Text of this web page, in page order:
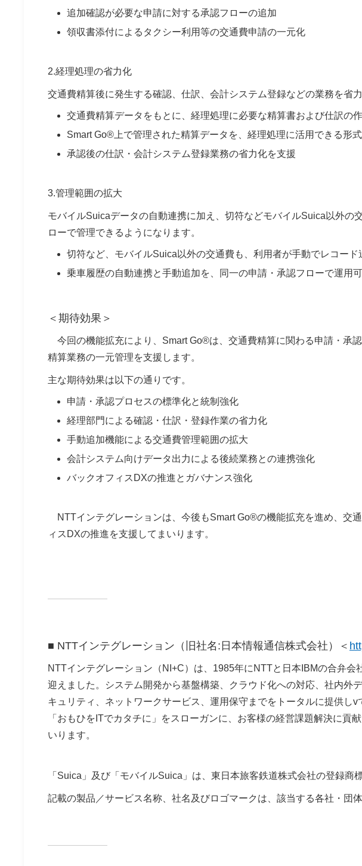
追加確認が必要な申請に対する承認フローの追加
領収書添付によるタクシー利用等の交通費申請の一元化
2.経理処理の省力化
交通費精算後に発生する確認、仕訳、会計システム登録などの業務を省
交通費精算データをもとに、経理処理に必要な精算書および仕訳の
Smart Go®上で管理された精算データを、経理処理に活用できる形
承認後の仕訳・会計システム登録業務の省力化を支援
3.管理範囲の拡大
モバイルSuicaデータの自動連携に加え、切符などモバイルSuica以外の
ローで管理できるようになります。
切符など、モバイルSuica以外の交通費も、利用者が手動でレコード
乗車履歴の自動連携と手動追加を、同一の申請・承認フローで運用
＜期待効果＞
今回の機能拡充により、Smart Go®は、交通費精算に関わる申請・承
精算業務の一元管理を支援します。
主な期待効果は以下の通りです。
申請・承認プロセスの標準化と統制強化
経理部門による確認・仕訳・登録作業の省力化
手動追加機能による交通費管理範囲の拡大
会計システム向けデータ出力による後続業務との連携強化
バックオフィスDXの推進とガバナンス強化
NTTインテグレーションは、今後もSmart Go®の機能拡充を進め、交
ィスDXの推進を支援してまいります。
■ NTTインテグレーション（旧社名:日本情報通信株式会社）＜
NTTインテグレーション（NI+C）は、1985年にNTTと日本IBMの合弁
迎えました。システム開発から基盤構築、クラウド化への対応、社内外
キュリティ、ネットワークサービス、運用保守までをトータルに提供しv
「おもひをITでカタチに」をスローガンに、お客様の経営課題解決に貢
いります。
「Suica」及び「モバイルSuica」は、東日本旅客鉄道株式会社の登録商標
記載の製品／サービス名称、社名及びロゴマークは、該当する各社・団